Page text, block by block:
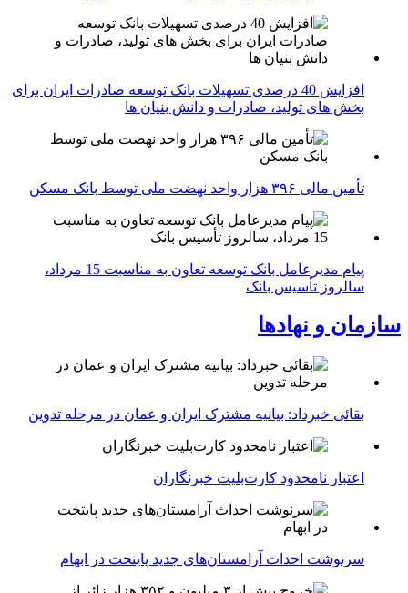
افزایش 40 درصدی تسهیلات بانک توسعه صادرات ایران برای
بخش های تولید، صادرات و دانش بنیان ها
تأمین مالی ۳۹۶ هزار واحد نهضت ملی توسط بانک مسکن
پیام مدیرعامل بانک توسعه تعاون به مناسبت 15 مرداد،
سالروز تأسیس بانک
سازمان و نهادها
بقائی خبرداد: بیانیه مشترک ایران و عمان در مرحله تدوین
اعتبار نامحدود کارت‌بلیت خبرنگاران
سرنوشت احداث آرامستان‌های جدید پایتخت در ابهام